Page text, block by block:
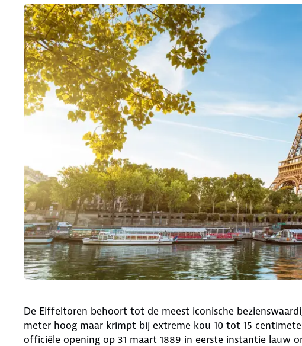
De Eiffeltoren behoort tot de meest iconische
meter hoog maar krimpt bij extreme kou 10 tot 15
officiële opening op 31 maart 1889 in eerste instantie lauw